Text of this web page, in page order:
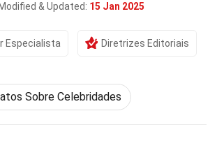
Modified & Updated: 15 Jan 2025
Especialista Diretrizes Editoriais
Sobre Celebridades